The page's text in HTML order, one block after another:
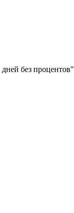
без процентов"